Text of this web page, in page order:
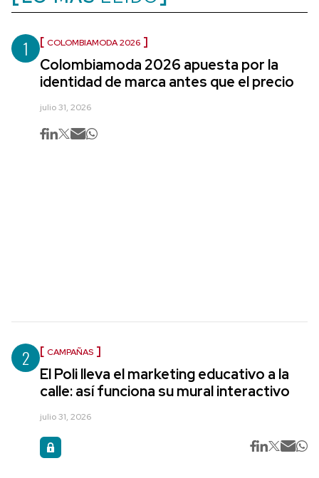
1 COLOMBIAMODA 2026
Colombiamoda 2026 apuesta por la
identidad de marca antes que el precio
julio 31, 2026
2 CAMPAÑAS
El Poli lleva el marketing educativo a la
calle: así funciona su mural interactivo
julio 31, 2026